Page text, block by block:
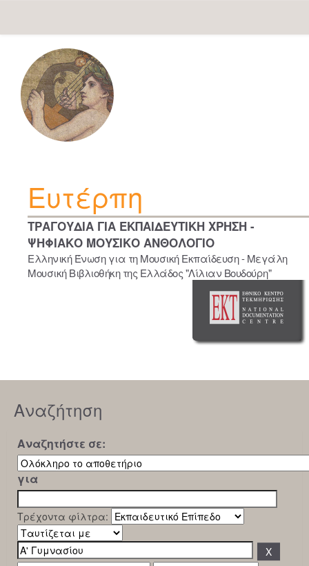
navigation
Ευτέρπη
ΤΡΑΓΟΥΔΙΑ ΓΙΑ ΕΚΠΑΙΔΕΥΤΙΚΗ ΧΡΗΣΗ -
ΨΗΦΙΑΚΟ ΜΟΥΣΙΚΟ ΑΝΘΟΛΟΓΙΟ
Ελληνική Ένωση για τη Μουσική Εκπαίδευση - Μεγάλη
Μουσική Βιβλιοθήκη της Ελλάδος "Λίλιαν Βουδούρη"
Αναζήτηση
Αναζητήστε σε:
για
Τρέχοντα φίλτρα: